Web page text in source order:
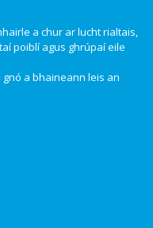
a chur ar lucht rialtais,
poiblí agus ghrúpaí eile
a bhaineann leis an